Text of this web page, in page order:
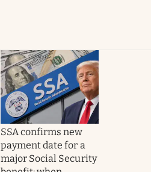
SSA confirms new
payment date for a
major Social Security